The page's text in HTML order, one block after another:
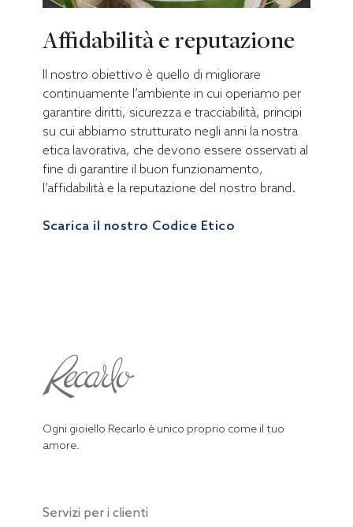
Affidabilità e reputazione
Il nostro obiettivo è quello di migliorare
continuamente l’ambiente in cui operiamo per
garantire diritti, sicurezza e tracciabilità, principi
su cui abbiamo strutturato negli anni la nostra
etica lavorativa, che devono essere osservati al
fine di garantire il buon funzionamento,
l’affidabilità e la reputazione del nostro brand.
Scarica il nostro Codice Etico
Ogni gioiello Recarlo è unico proprio come il tuo
amore.
Servizi per i clienti